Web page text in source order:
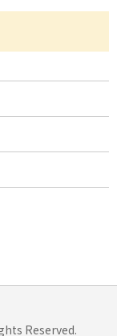
Reserved.